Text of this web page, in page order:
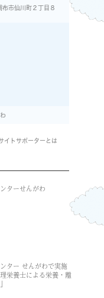
市仙川町２丁目８
イトサポーターとは
ターせんがわ
ター せんがわで実施
栄養士による栄養・離